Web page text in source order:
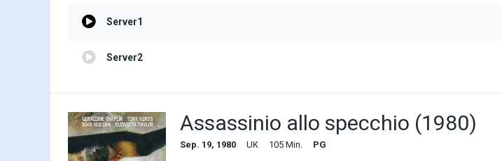
Server1
Server2
Assassinio allo specchio (1980)
Sep. 19, 1980 UK 105 Min. PG